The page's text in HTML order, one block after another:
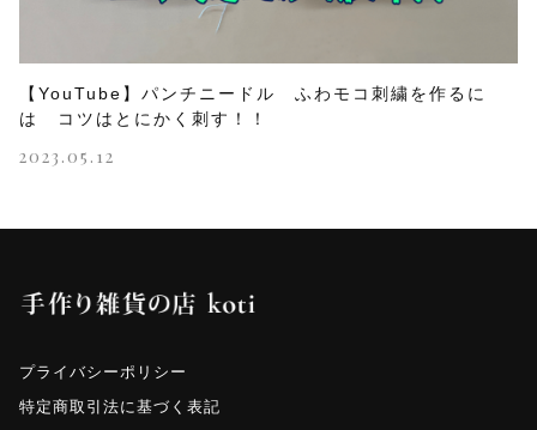
【YouTube】パンチニードル ふわモコ刺繍を作るに
は コツはとにかく刺す！！
2023.05.12
プライバシーポリシー
特定商取引法に基づく表記